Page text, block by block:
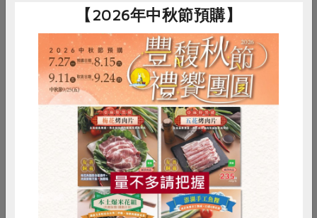
相關活動
議題講座
居家也能練肌力!!
時間 2026-09-12
14:00-16:00
RPET 食譜 減硝酸鹽
雞蛋 食安 共同購買
【2026年中秋節預購】